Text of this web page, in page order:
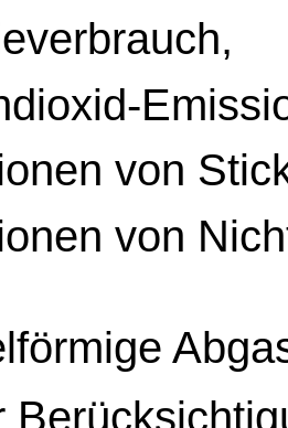
von
von